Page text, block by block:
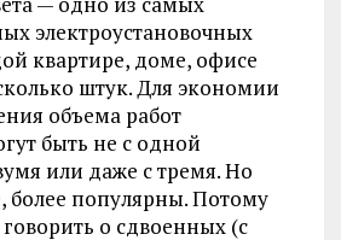
электроустановочных
квартире, доме, офисе
штук. Для экономии
объема работ
быть не с одной
или даже с тремя. Но
более популярны. Потому
о сдвоенных (с